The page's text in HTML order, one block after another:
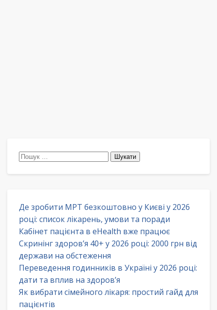
Пошук:
Де зробити МРТ безкоштовно у Києві у 2026
році: список лікарень, умови та поради
Кабінет пацієнта в eHealth вже працює
Скринінг здоров’я 40+ у 2026 році: 2000 грн від
держави на обстеження
Переведення годинників в Україні у 2026 році:
дати та вплив на здоров’я
Як вибрати сімейного лікаря: простий гайд для
пацієнтів